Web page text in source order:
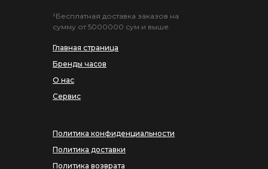
Главная страница
Бренды часов
О нас
Сервис
¹Бесплатная доставка заказов на
сумму от 5000000 сум и выше.
Политика конфиденциальности
Политика доставки
Политика возврата